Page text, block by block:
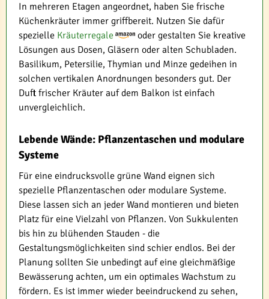
In mehreren Etagen angeordnet, haben Sie frische
Küchenkräuter immer griffbereit. Nutzen Sie dafür
spezielle Kräuterregale
oder gestalten Sie kreative
Lösungen aus Dosen, Gläsern oder alten Schubladen.
Basilikum, Petersilie, Thymian und Minze gedeihen in
solchen vertikalen Anordnungen besonders gut. Der
Duft frischer Kräuter auf dem Balkon ist einfach
unvergleichlich.
Lebende Wände: Pflanzentaschen und modulare
Systeme
Für eine eindrucksvolle grüne Wand eignen sich
spezielle Pflanzentaschen oder modulare Systeme.
Diese lassen sich an jeder Wand montieren und bieten
Platz für eine Vielzahl von Pflanzen. Von Sukkulenten
bis hin zu blühenden Stauden - die
Gestaltungsmöglichkeiten sind schier endlos. Bei der
Planung sollten Sie unbedingt auf eine gleichmäßige
Bewässerung achten, um ein optimales Wachstum zu
fördern. Es ist immer wieder beeindruckend zu sehen,